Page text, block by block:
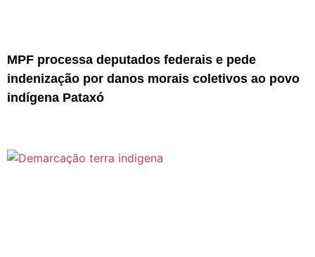
MPF processa deputados federais e pede
indenização por danos morais coletivos ao povo
indígena Pataxó